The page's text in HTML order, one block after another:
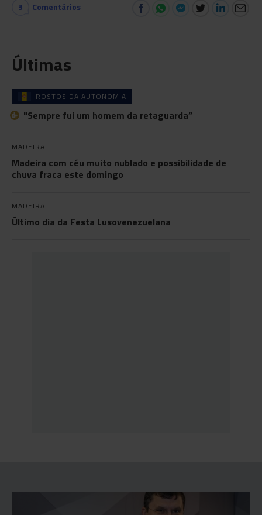
3 Comentários
Últimas
ROSTOS DA AUTONOMIA
"Sempre fui um homem da retaguarda”
MADEIRA
Madeira com céu muito nublado e possibilidade de
chuva fraca este domingo
MADEIRA
Último dia da Festa Lusovenezuelana